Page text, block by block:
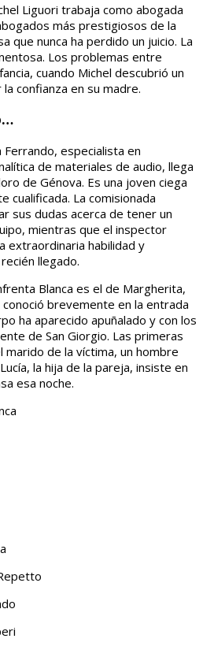
Liguori trabaja como abogada
más prestigiosos de la
que nunca ha perdido un juicio. La
Los problemas entre
cuando Michel descubrió un
confianza en su madre.
Ferrando, especialista en
de materiales de audio, llega
de Génova. Es una joven ciega
cualificada. La comisionada
sus dudas acerca de tener un
mientras que el inspector
extraordinaria habilidad y
llegado.
Blanca es el de Margherita,
brevemente en la entrada
ha aparecido apuñalado y con los
de San Giorgio. Las primeras
de la víctima, un hombre
la hija de la pareja, insiste en
esa noche.